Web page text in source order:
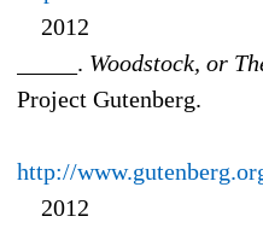
2012
_____. Woodstock, or
Project Gutenberg.
http://
2012